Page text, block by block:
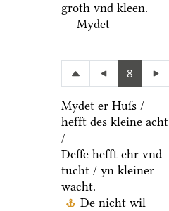
groth vnd kleen.
Mydet
8
Mydet er Huſs /
hefft des kleine acht
/
Deſſe hefft ehr vnd
tucht / yn kleiner
wacht.
De nicht wil